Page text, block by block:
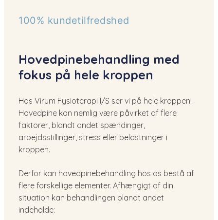
100% kundetilfredshed
Hovedpinebehandling med
fokus på hele kroppen
Hos Virum Fysioterapi I/S ser vi på hele kroppen.
Hovedpine kan nemlig være påvirket af flere
faktorer, blandt andet spændinger,
arbejdsstillinger, stress eller belastninger i
kroppen.
Derfor kan hovedpinebehandling hos os bestå af
flere forskellige elementer. Afhængigt af din
situation kan behandlingen blandt andet
indeholde: